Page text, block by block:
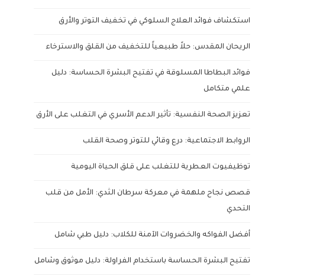
استكشاف فوائد العلاج السلوكي في تخفيف التوتر والأرق
الريحان المقدس: حلاً طبيعياً للتخفيف من القلق والاسترخاء
فوائد البطاطا المسلوقة في تفتيح البشرة الحساسة: دليل
علمي متكامل
تعزيز الصحة النفسية: تأثير الدعم الأسري في التغلب على الأرق
الروابط الاجتماعية: درع وقائي للتوتر وصحة القلب
توظيفيوت العطرية للتغلب على قلق الحياة اليومية
قصص نجاح ملهمة في معركة سرطان الثدي: الأمل من قلب
التحدي
أفضل الفواكه والخضروات الآمنة للكلاب: دليل طبي شامل
تفتيح البشرة الحساسة باستخدام الفراولة: دليل موثوق وشامل